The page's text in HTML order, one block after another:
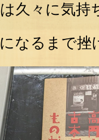
久々に気持
なるまで